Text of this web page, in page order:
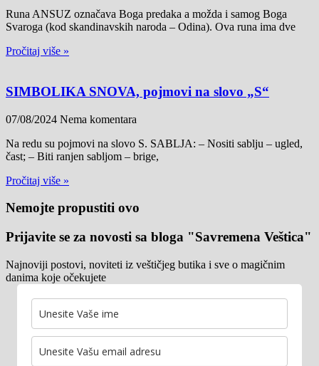
Runa ANSUZ označava Boga predaka a možda i samog Boga
Svaroga (kod skandinavskih naroda – Odina). Ova runa ima dve
Pročitaj više »
SIMBOLIKA SNOVA, pojmovi na slovo „S“
07/08/2024 Nema komentara
Na redu su pojmovi na slovo S. SABLJA: – Nositi sablju – ugled,
čast; – Biti ranjen sabljom – brige,
Pročitaj više »
Nemojte propustiti ovo
Prijavite se za novosti sa bloga "Savremena Veštica"
Najnoviji postovi, noviteti iz veštičjeg butika i sve o magičnim
danima koje očekujete